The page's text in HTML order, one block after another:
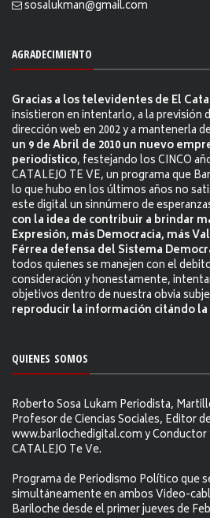
sosalukman@gmail.com
AGRADECIMIENTO
Gracias a los televidentes de El
insistieron en intentarlo, a la previsión
dirección web en 2002 y a mantenerla
un 9 de Abril de 2010 un nuevo
periodístico, festejando los CINCO
CATALEJO TE VE, un programa que
lo que hubo en los últimos años no
este digital un sinnúmero de
con la idea de contribuir a brindar
Expresión, más Democracia, más
Férrea defensa del Sistema
todos quienes se manejen con el
consideración y honestamente,
objetivos dentro de nuestra obvia
reproducir la información citándo
QUIENES SOMOS
Roberto Sosa Lukam Periodista,
Profesor de Ciencias Sociales, Editor
www.barilochedigital.com y
CATALEJO Te Ve.
Programa de Periodismo Político que
simultáneamente en ambos Video-
Bariloche desde el primer jueves de